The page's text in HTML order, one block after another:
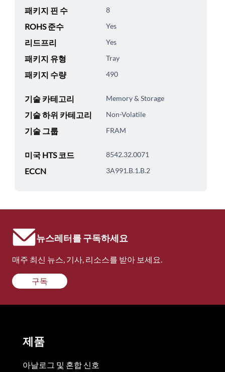
패키지 핀 수 8
ROHS 준수 Yes
리드프리 Yes
패키지 유형 Tray
패키지 수량 490
기술 카테고리 Memory & Storage
기술 하위 카테고리 Non-Volatile
기술 그룹 FRAM
미국 HTS 코드 8542.32.0071
ECCN 3A991.B.1.B.2
뉴스레터를 구독하세요
매주 최신 뉴스, 기사, 리소스를 받아 보세요.
구독
제품
아날로그 및 혼합 신호